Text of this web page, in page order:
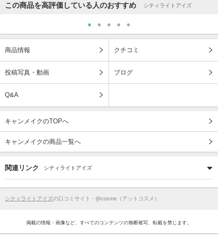
この商品を高評価している人のおすすめ シティライトアイズ
商品情報 クチコミ
投稿写真・動画 ブログ
Q&A
キャンメイクのTOPへ
キャンメイクの商品一覧へ
関連リンク シティライトアイズ
シティライトアイズの口コミサイト - @cosme（アットコスメ）
掲載の情報・画像など、すべてのコンテンツの無断複写、転載を禁じます。